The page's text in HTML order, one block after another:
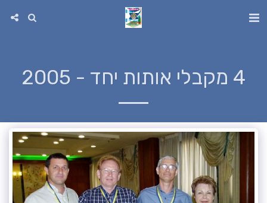
4 מקבלי אותות יחד - 2005